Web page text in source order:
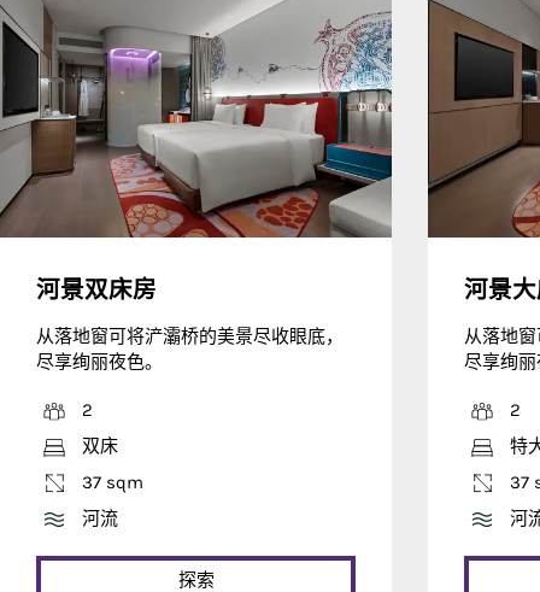
河景双床房
从落地窗可将浐灞桥的美景尽收眼底，
尽享绚丽夜色。
2
双床
37 sqm
河流
探索
河景
从落地
尽享绚
2
特
37
河